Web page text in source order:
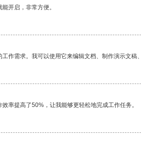
开启，非常方便。
作需求。我可以使用它来编辑文档、制作演示文稿
率提高了50%，让我能够更轻松地完成工作任务。